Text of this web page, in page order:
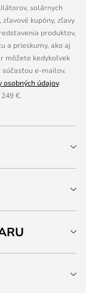
solárnych
kupóny, zľavy
produktov,
a prieskumy, ako aj
môžete kedykoľvek
e-mailov.
osobných údajov.
€.